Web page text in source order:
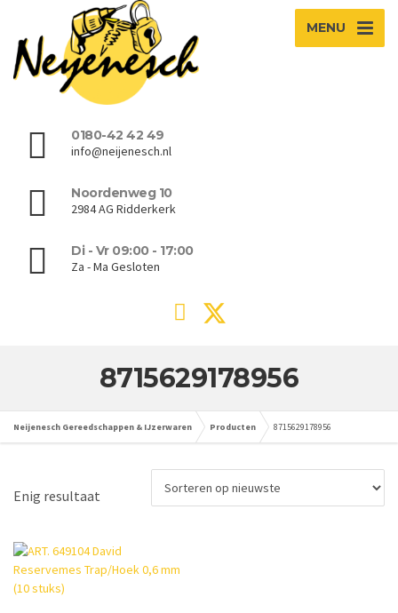
MENU
0180-42 42 49
info@neijenesch.nl
Noordenweg 10
2984 AG Ridderkerk
Di - Vr 09:00 - 17:00
Za - Ma Gesloten
8715629178956
Neijenesch Gereedschappen & IJzerwaren Producten 8715629178956
Enig resultaat